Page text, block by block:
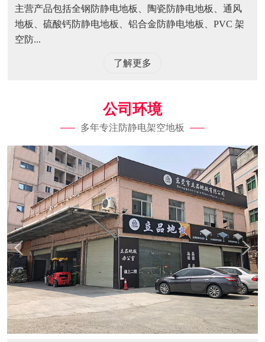
主营产品包括全钢防静电地板、陶瓷防静电地板、通风
地板、硫酸钙防静电地板、铝合金防静电地板、PVC 架
空防...
了解更多
公司环境
多年专注防静电架空地板